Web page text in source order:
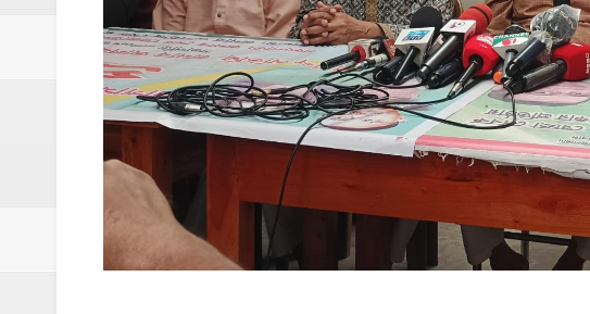
মাদকের ব্যাপারে কোনো সুপারিশ চলবে না, বিএনপির হলেও
‎পার্থশী ইউপি নির্বাচনে চেয়ারম্যান পদে আলোচনার শীর্ষে খন্দকার মাহবুব
​ইসলামপুরে পূর্বশত্রুতার জেরে প্রতিপক্ষের বসতঘরে মধ্যরাতে
‎ইসলামপুর স্বাস্থ্য কমপ্লেক্স ১০১ শয্যায় উন্নীত, বাবু এমপির
শেষ আশ্রয়েও দখলের থাবা, কবরস্থানের জমি নিয়ে উত্তপ্ত ইসলামপুর